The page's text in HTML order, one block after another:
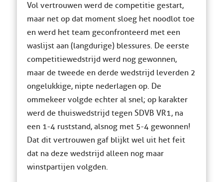
Vol vertrouwen werd de competitie gestart,
maar net op dat moment sloeg het noodlot toe
en werd het team geconfronteerd met een
waslijst aan (langdurige) blessures. De eerste
competitiewedstrijd werd nog gewonnen,
maar de tweede en derde wedstrijd leverden 2
ongelukkige, nipte nederlagen op. De
ommekeer volgde echter al snel; op karakter
werd de thuiswedstrijd tegen SDVB VR1, na
een 1-4 ruststand, alsnog met 5-4 gewonnen!
Dat dit vertrouwen gaf blijkt wel uit het feit
dat na deze wedstrijd alleen nog maar
winstpartijen volgden.